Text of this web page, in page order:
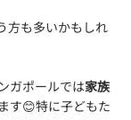
方も多いかもしれ
ガポールでは家族
す😊特に子どもた